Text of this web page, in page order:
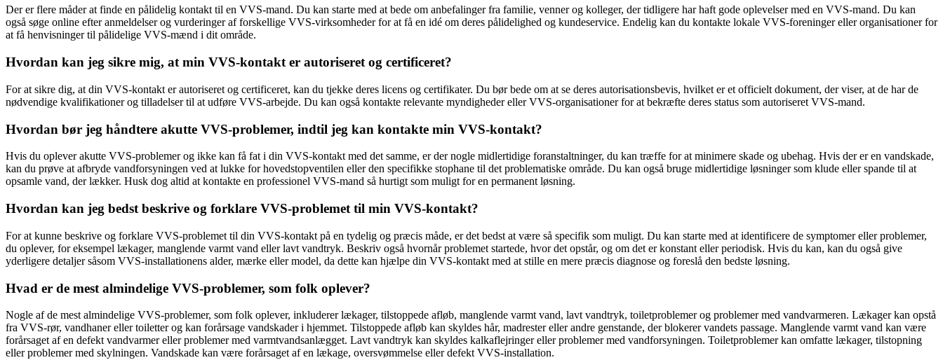
Der er flere måder at finde en pålidelig kontakt til en VVS-mand. Du kan starte med at bede om anbefalinger fra familie, venner og kolleger, der tidligere har haft gode oplevelser med en VVS-mand. Du kan
også søge online efter anmeldelser og vurderinger af forskellige VVS-virksomheder for at få en idé om deres pålidelighed og kundeservice. Endelig kan du kontakte lokale VVS-foreninger eller organisationer for
at få henvisninger til pålidelige VVS-mænd i dit område.
Hvordan kan jeg sikre mig, at min VVS-kontakt er autoriseret og certificeret?
For at sikre dig, at din VVS-kontakt er autoriseret og certificeret, kan du tjekke deres licens og certifikater. Du bør bede om at se deres autorisationsbevis, hvilket er et officielt dokument, der viser, at de har de
nødvendige kvalifikationer og tilladelser til at udføre VVS-arbejde. Du kan også kontakte relevante myndigheder eller VVS-organisationer for at bekræfte deres status som autoriseret VVS-mand.
Hvordan bør jeg håndtere akutte VVS-problemer, indtil jeg kan kontakte min VVS-kontakt?
Hvis du oplever akutte VVS-problemer og ikke kan få fat i din VVS-kontakt med det samme, er der nogle midlertidige foranstaltninger, du kan træffe for at minimere skade og ubehag. Hvis der er en vandskade,
kan du prøve at afbryde vandforsyningen ved at lukke for hovedstopventilen eller den specifikke stophane til det problematiske område. Du kan også bruge midlertidige løsninger som klude eller spande til at
opsamle vand, der lækker. Husk dog altid at kontakte en professionel VVS-mand så hurtigt som muligt for en permanent løsning.
Hvordan kan jeg bedst beskrive og forklare VVS-problemet til min VVS-kontakt?
For at kunne beskrive og forklare VVS-problemet til din VVS-kontakt på en tydelig og præcis måde, er det bedst at være så specifik som muligt. Du kan starte med at identificere de symptomer eller problemer,
du oplever, for eksempel lækager, manglende varmt vand eller lavt vandtryk. Beskriv også hvornår problemet startede, hvor det opstår, og om det er konstant eller periodisk. Hvis du kan, kan du også give
yderligere detaljer såsom VVS-installationens alder, mærke eller model, da dette kan hjælpe din VVS-kontakt med at stille en mere præcis diagnose og foreslå den bedste løsning.
Hvad er de mest almindelige VVS-problemer, som folk oplever?
Nogle af de mest almindelige VVS-problemer, som folk oplever, inkluderer lækager, tilstoppede afløb, manglende varmt vand, lavt vandtryk, toiletproblemer og problemer med vandvarmeren. Lækager kan opstå
fra VVS-rør, vandhaner eller toiletter og kan forårsage vandskader i hjemmet. Tilstoppede afløb kan skyldes hår, madrester eller andre genstande, der blokerer vandets passage. Manglende varmt vand kan være
forårsaget af en defekt vandvarmer eller problemer med varmtvandsanlægget. Lavt vandtryk kan skyldes kalkaflejringer eller problemer med vandforsyningen. Toiletproblemer kan omfatte lækager, tilstopning
eller problemer med skylningen. Vandskade kan være forårsaget af en lækage, oversvømmelse eller defekt VVS-installation.